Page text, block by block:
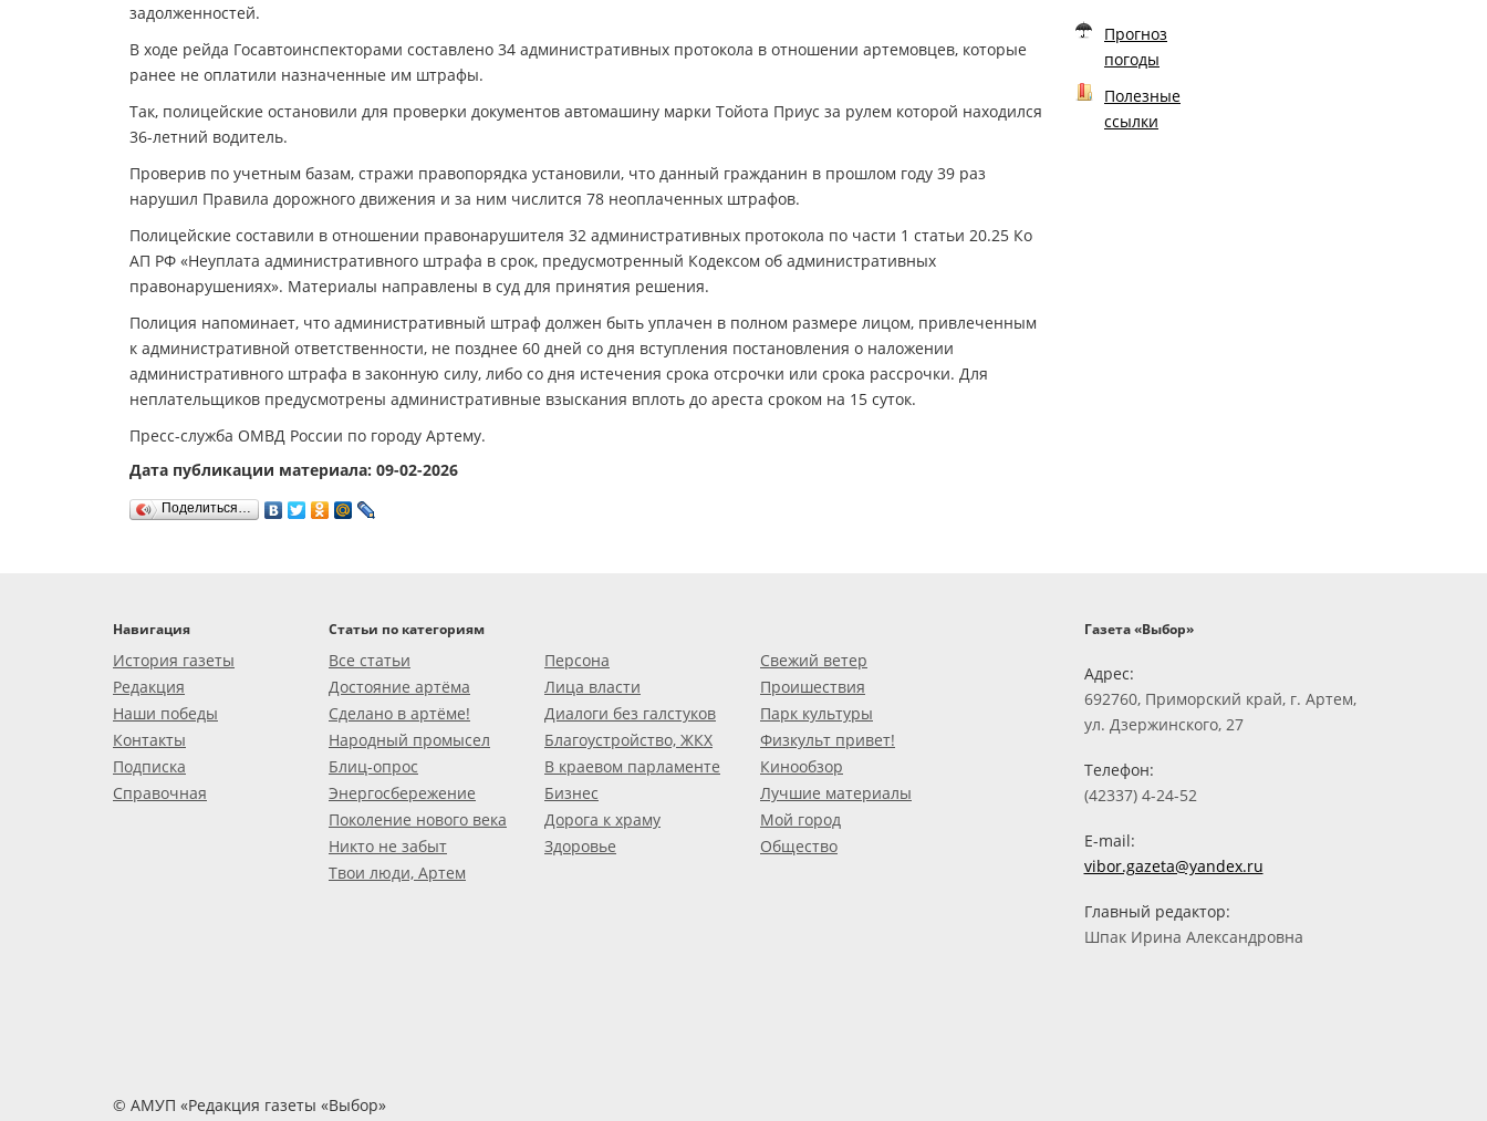
задолженностей.
В ходе рейда Госавтоинспекторами составлено 34 административных протокола в отношении артемовцев, которые
ранее не оплатили назначенные им штрафы.
Так, полицейские остановили для проверки документов автомашину марки Тойота Приус за рулем которой находился
36-летний водитель.
Проверив по учетным базам, стражи правопорядка установили, что данный гражданин в прошлом году 39 раз
нарушил Правила дорожного движения и за ним числится 78 неоплаченных штрафов.
Полицейские составили в отношении правонарушителя 32 административных протокола по части 1 статьи 20.25 Ко
АП РФ «Неуплата административного штрафа в срок, предусмотренный Кодексом об административных
правонарушениях». Материалы направлены в суд для принятия решения.
Полиция напоминает, что административный штраф должен быть уплачен в полном размере лицом, привлеченным
к административной ответственности, не позднее 60 дней со дня вступления постановления о наложении
административного штрафа в законную силу, либо со дня истечения срока отсрочки или срока рассрочки. Для
неплательщиков предусмотрены административные взыскания вплоть до ареста сроком на 15 суток.
Пресс-служба ОМВД России по городу Артему.
Дата публикации материала: 09-02-2026
Поделиться…
Прогноз
погоды
Полезные
ссылки
Навигация
История газеты
Редакция
Наши победы
Контакты
Подписка
Справочная
Статьи по категориям
Все статьи
Достояние артёма
Сделано в артёме!
Народный промысел
Блиц-опрос
Энергосбережение
Поколение нового века
Никто не забыт
Твои люди, Артем
Персона
Лица власти
Диалоги без галстуков
Благоустройство, ЖКХ
В краевом парламенте
Бизнес
Дорога к храму
Здоровье
Свежий ветер
Проишествия
Парк культуры
Физкульт привет!
Кинообзор
Лучшие материалы
Мой город
Общество
Газета «Выбор»
Адрес:
692760, Приморский край, г. Артем,
ул. Дзержинского, 27
Телефон:
(42337) 4-24-52
E-mail:
vibor.gazeta@yandex.ru
Главный редактор:
Шпак Ирина Александровна
© АМУП «Редакция газеты «Выбор»